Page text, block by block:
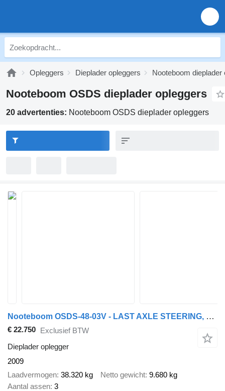
Opleggers Dieplader opleggers Nooteboom dieplader
Nooteboom OSDS dieplader opleggers
20 advertenties: Nooteboom OSDS dieplader opleggers
Nooteboom OSDS-48-03V - LAST AXLE STEERING, 6,8 M EXTENDABLE
€ 22.750 Exclusief BTW
Dieplader oplegger
2009
Laadvermogen 38.320 kg Netto gewicht 9.680 kg
Aantal assen 3